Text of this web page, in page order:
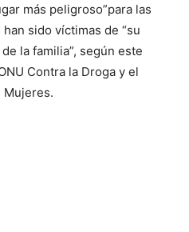
más peligroso”para las
sido víctimas de “su
la familia”, según este
Contra la Droga y el
Mujeres.